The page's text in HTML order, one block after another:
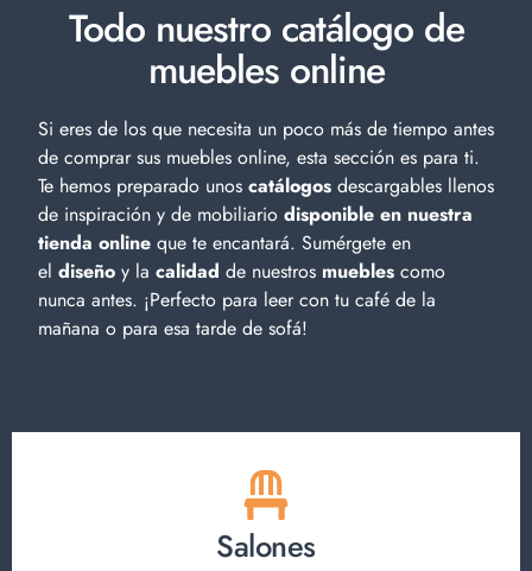
Todo nuestro catálogo de
muebles online
Si eres de los que necesita un poco más de tiempo antes
de comprar sus muebles online, esta sección es para ti.
Te hemos preparado unos catálogos descargables llenos
de inspiración y de mobiliario disponible en nuestra
tienda online que te encantará. Sumérgete en
el diseño y la calidad de nuestros muebles como
nunca antes. ¡Perfecto para leer con tu café de la
mañana o para esa tarde de sofá!
Salones